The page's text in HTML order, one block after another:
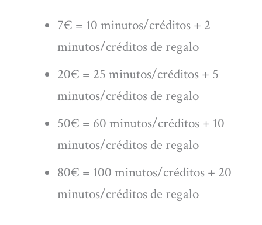
7€ = 10 minutos/créditos + 2
minutos/créditos de regalo
20€ = 25 minutos/créditos + 5
minutos/créditos de regalo
50€ = 60 minutos/créditos + 10
minutos/créditos de regalo
80€ = 100 minutos/créditos + 20
minutos/créditos de regalo